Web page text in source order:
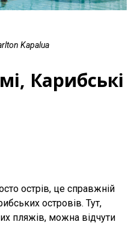
Kapalua
Карибські
острів, це справжній
островів. Тут,
пляжів, можна відчути